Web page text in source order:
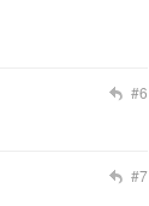
#6
#7